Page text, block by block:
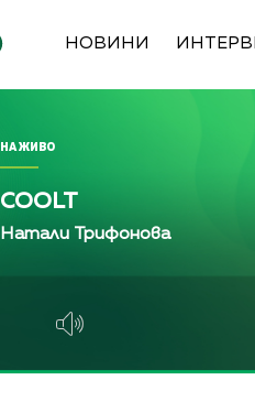
НОВИНИ
НА ЖИВО
COOLT
Натали Трифонова